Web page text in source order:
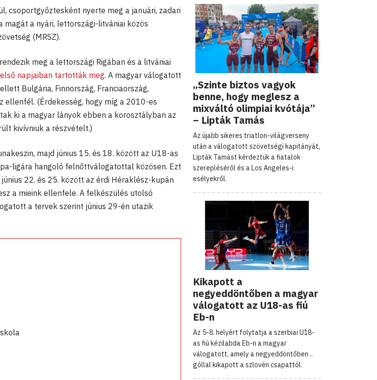
csoportgyőztesként nyerte meg a januári, zadari
a nyári, lettországi-litvániai közös
(MRSZ).
meg a lettországi Rigában és a litvániai
napjaiban tartották meg. A magyar válogatott
Bulgária, Finnország, Franciaország,
ellenfél. (Érdekesség, hogy míg a 2010-es
ki a magyar lányok ebben a korosztályban az
kivívniuk a részvételt.)
majd június 15. és 18. között az U18-as
ligára hangoló felnőttválogatottal közösen. Ezt
22. és 25. között az érdi Héraklész-kupán
a mieink ellenfele. A felkészülés utolsó
a tervek szerint június 29-én utazik
„Szinte biztos vagyok
benne, hogy meglesz a
mixváltó olimpiai kvótája”
– Lipták Tamás
Az újabb sikeres triatlon-világverseny
után a válogatott szövetségi kapitányát,
Lipták Tamást kérdeztük a fiatalok
szerepléséről és a Los Angeles-i
esélyekről.
Kikapott a
negyeddöntőben a magyar
válogatott az U18-as fiú
Eb-n
Az 5-8. helyért folytatja a szerbiai U18-
as fiú kézilabda Eb-n a magyar
válogatott, amely a negyeddöntőben ..
góllal kikapott a szlovén csapattól.